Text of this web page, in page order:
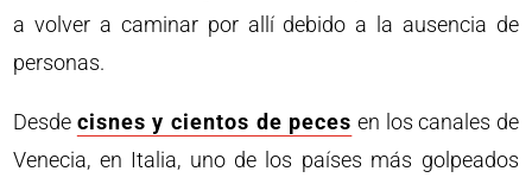
a volver a caminar por allí debido a la ausencia de
personas.
Desde cisnes y cientos de peces en los canales de
Venecia, en Italia, uno de los países más golpeados